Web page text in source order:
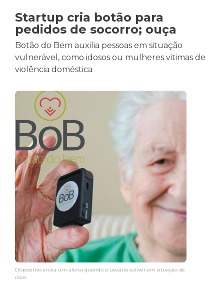
Startup cria botão para
pedidos de socorro; ouça
Botão do Bem auxilia pessoas em situação
vulnerável, como idosos ou mulheres vitimas de
violência doméstica
Dispositivo envia um alerta quando o usuário estiver em situação de
risco